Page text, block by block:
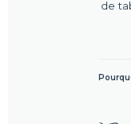
de